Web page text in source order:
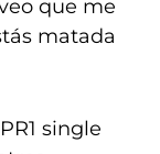
que me
matada
single